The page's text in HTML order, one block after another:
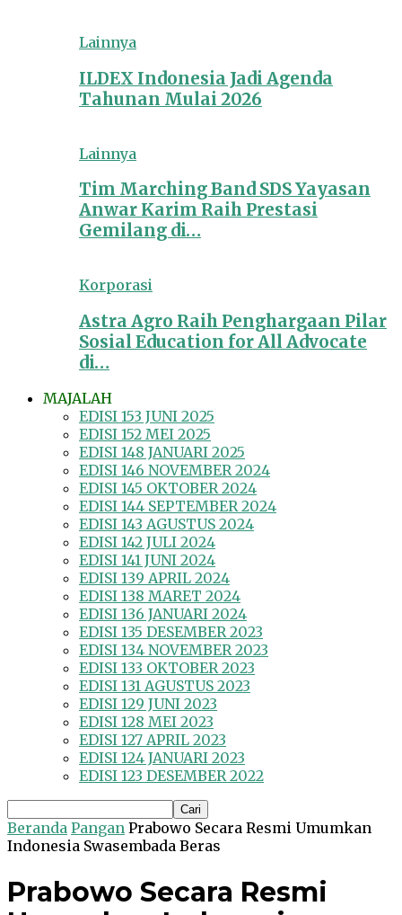
Lainnya
ILDEX Indonesia Jadi Agenda
Tahunan Mulai 2026
Lainnya
Tim Marching Band SDS Yayasan
Anwar Karim Raih Prestasi
Gemilang di…
Korporasi
Astra Agro Raih Penghargaan Pilar
Sosial Education for All Advocate
di…
MAJALAH
EDISI 153 JUNI 2025
EDISI 152 MEI 2025
EDISI 148 JANUARI 2025
EDISI 146 NOVEMBER 2024
EDISI 145 OKTOBER 2024
EDISI 144 SEPTEMBER 2024
EDISI 143 AGUSTUS 2024
EDISI 142 JULI 2024
EDISI 141 JUNI 2024
EDISI 139 APRIL 2024
EDISI 138 MARET 2024
EDISI 136 JANUARI 2024
EDISI 135 DESEMBER 2023
EDISI 134 NOVEMBER 2023
EDISI 133 OKTOBER 2023
EDISI 131 AGUSTUS 2023
EDISI 129 JUNI 2023
EDISI 128 MEI 2023
EDISI 127 APRIL 2023
EDISI 124 JANUARI 2023
EDISI 123 DESEMBER 2022
Beranda Pangan Prabowo Secara Resmi Umumkan
Indonesia Swasembada Beras
Prabowo Secara Resmi